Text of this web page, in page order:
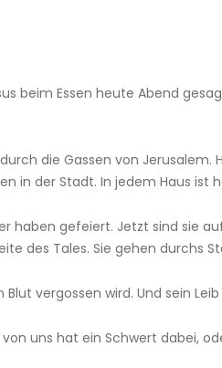
beim Essen heute Abend
die Gassen von Jerusalem.
in der Stadt. In jedem Haus ist
haben gefeiert. Jetzt sind sie
des Tales. Sie gehen durchs
Blut vergossen wird. Und sein
uns hat ein Schwert dabei,